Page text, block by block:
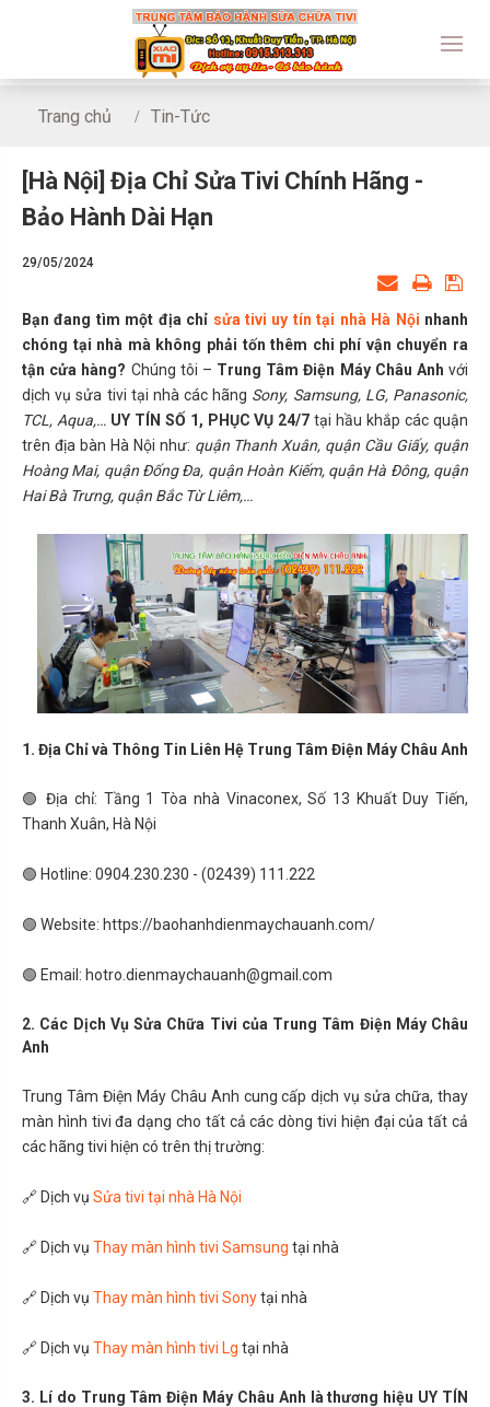
Trang chủ
Tin-Tức
[Hà Nội] Địa Chỉ Sửa Tivi Chính Hãng -
Bảo Hành Dài Hạn
29/05/2024
Bạn đang tìm một địa chỉ sửa tivi uy tín tại nhà Hà Nội nhanh
chóng tại nhà mà không phải tốn thêm chi phí vận chuyển ra
tận cửa hàng? Chúng tôi – Trung Tâm Điện Máy Châu Anh với
dịch vụ sửa tivi tại nhà các hãng Sony, Samsung, LG, Panasonic,
TCL, Aqua,… UY TÍN SỐ 1, PHỤC VỤ 24/7 tại hầu khắp các quận
trên địa bàn Hà Nội như: quận Thanh Xuân, quận Cầu Giấy, quận
Hoàng Mai, quận Đống Đa, quận Hoàn Kiếm, quận Hà Đông, quận
Hai Bà Trưng, quận Bắc Từ Liêm,…
1. Địa Chỉ và Thông Tin Liên Hệ Trung Tâm Điện Máy Châu Anh
🟢 Địa chỉ: Tầng 1 Tòa nhà Vinaconex, Số 13 Khuất Duy Tiến,
Thanh Xuân, Hà Nội
🟢 Hotline: 0904.230.230 - (02439) 111.222
🟢 Website: https://baohanhdienmaychauanh.com/
🟢 Email: hotro.dienmaychauanh@gmail.com
2. Các Dịch Vụ Sửa Chữa Tivi của Trung Tâm Điện Máy Châu
Anh
Trung Tâm Điện Máy Châu Anh cung cấp dịch vụ sửa chữa, thay
màn hình tivi đa dạng cho tất cả các dòng tivi hiện đại của tất cả
các hãng tivi hiện có trên thị trường:
🔗 Dịch vụ Sửa tivi tại nhà Hà Nội
🔗 Dịch vụ Thay màn hình tivi Samsung tại nhà
🔗 Dịch vụ Thay màn hình tivi Sonytại nhà
🔗 Dịch vụ Thay màn hình tivi Lg tại nhà
3. Lí do Trung Tâm Điện Máy Châu Anh là thương hiệu UY TÍN